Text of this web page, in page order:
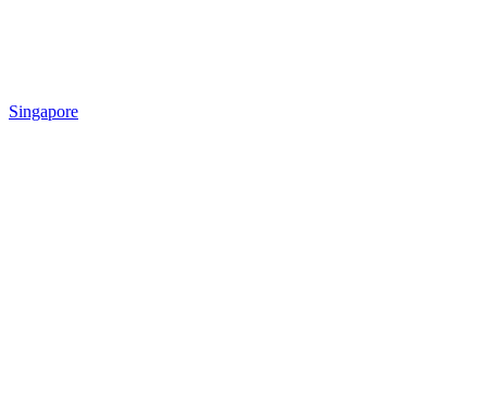
Singapore